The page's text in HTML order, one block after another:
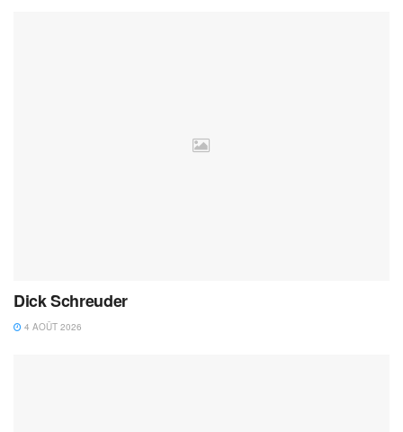
Dick Schreuder
4 AOÛT 2026